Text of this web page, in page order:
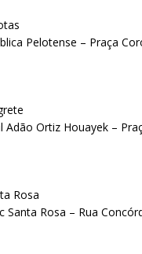
Pelotense – Praça
Adão Ortiz Houayek –
Rosa
Santa Rosa – Rua